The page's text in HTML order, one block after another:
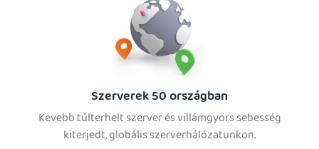
Szerverek 50 országban
Kevebb túlterhelt szerver és villámgyors sebesség
kiterjedt, globális szerverhálózatunkon.